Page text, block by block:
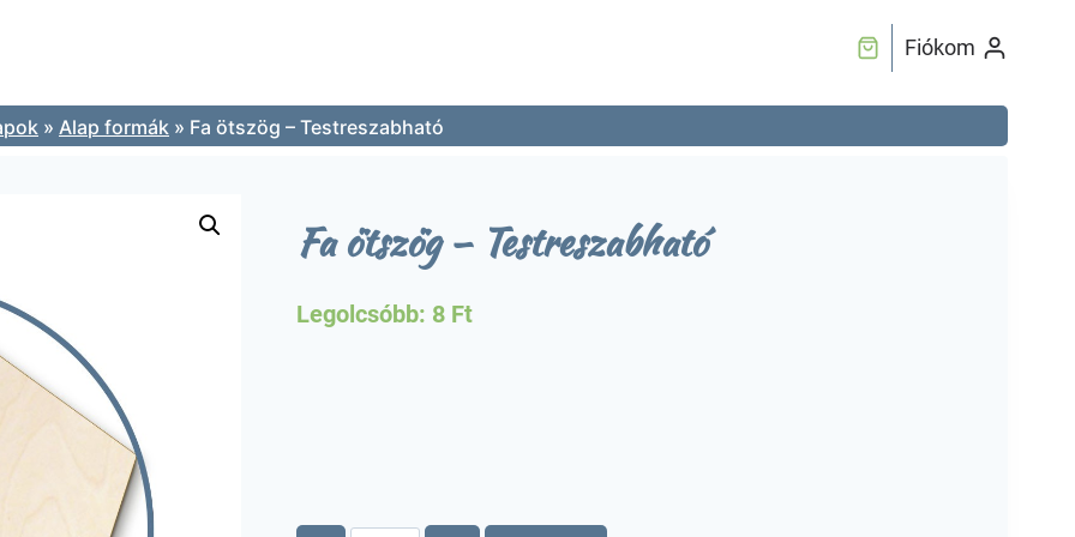
Fiókom
» Alap formák » Fa ötszög – Testreszabható
Fa ötszög – Testreszabható
Legolcsóbb: 8 Ft